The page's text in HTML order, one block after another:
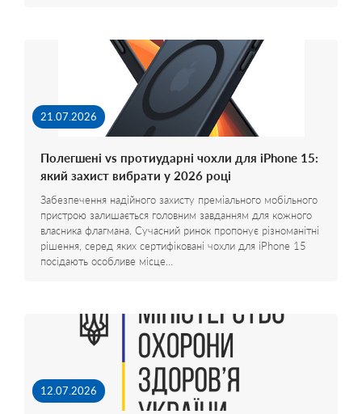
21.07.2026
Полегшені vs протиударні чохли для iPhone 15:
який захист вибрати у 2026 році
Забезпечення надійного захисту преміального мобільного
пристрою залишається головним завданням для кожного
власника флагмана. Сучасний ринок пропонує різноманітні
рішення, серед яких сертифіковані чохли для iPhone 15
посідають особливе місце…
12.07.2026